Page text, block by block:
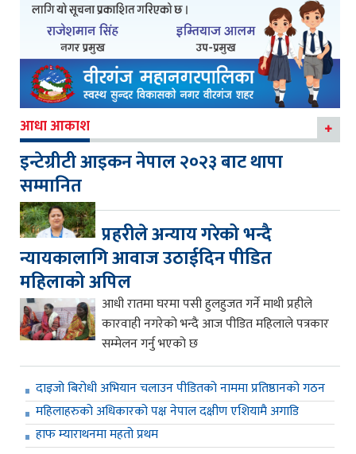
आधा आकाश
इन्टेग्रीटी आइकन नेपाल २०२३ बाट थापा
सम्मानित
प्रहरीले अन्याय गरेको भन्दै
न्यायकालागि आवाज उठाईदिन पीडित
महिलाको अपिल
आधी रातमा घरमा पसी हुलहुजत गर्ने माथी प्रहीले
कारवाही नगरेको भन्दै आज पीडित महिलाले पत्रकार
सम्मेलन गर्नु भएको छ
दाइजो बिरोधी अभियान चलाउन पीडितको नाममा प्रतिष्ठानको गठन
महिलाहरुको अधिकारको पक्ष नेपाल दक्षीण एशियामै अगाडि
हाफ म्याराथनमा महतो प्रथम